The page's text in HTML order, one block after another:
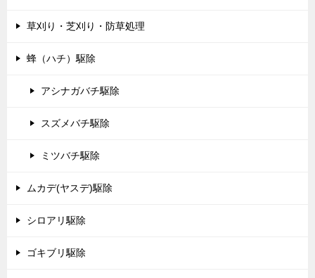
草刈り・芝刈り・防草処理
蜂（ハチ）駆除
アシナガバチ駆除
スズメバチ駆除
ミツバチ駆除
ムカデ(ヤスデ)駆除
シロアリ駆除
ゴキブリ駆除